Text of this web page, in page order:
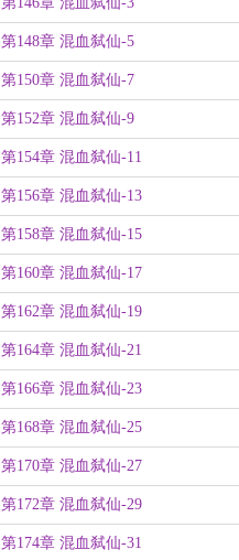
第148章 混血弑仙-5
第150章 混血弑仙-7
第152章 混血弑仙-9
第154章 混血弑仙-11
第156章 混血弑仙-13
第158章 混血弑仙-15
第160章 混血弑仙-17
第162章 混血弑仙-19
第164章 混血弑仙-21
第166章 混血弑仙-23
第168章 混血弑仙-25
第170章 混血弑仙-27
第172章 混血弑仙-29
第174章 混血弑仙-31